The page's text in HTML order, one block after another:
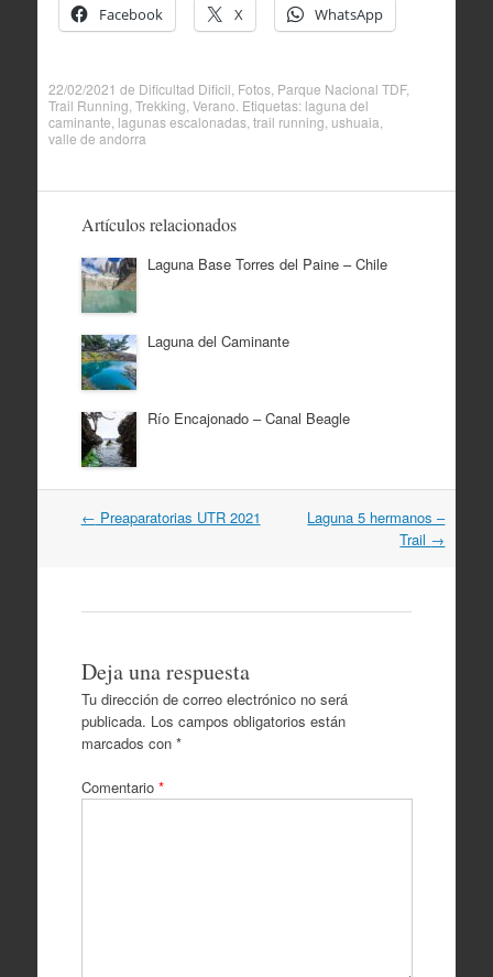
Facebook X WhatsApp
22/02/2021 de Dificultad Dificil Fotos, Parque Nacional TDF,
Trail Running Trekking Verano . Etiquetas: laguna del
caminante lagunas escalonadas, trail running ushuaia
valle de andorra
Artículos relacionados
Laguna Base Torres del Paine – Chile
Laguna del Caminante
Río Encajonado – Canal Beagle
Navegación
← Preaparatorias UTR 2021
Laguna 5 hermanos –
Trail →
Deja una respuesta
Tu dirección de correo electrónico no será
publicada. Los campos obligatorios están
marcados con *
Comentario *